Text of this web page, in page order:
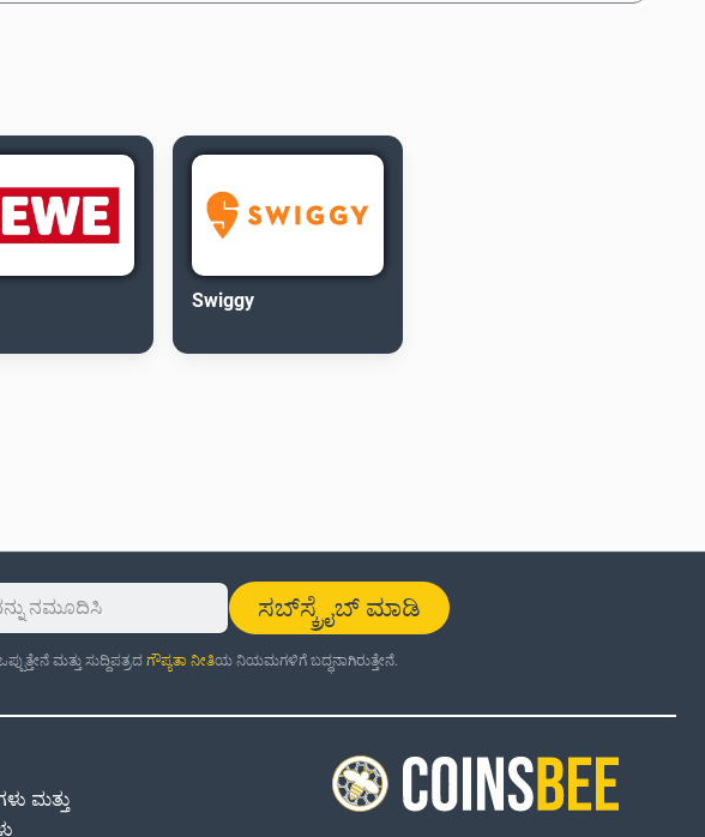
Swiggy
ಸಬ್‌ಸ್ಕ್ರೈಬ್ ಮಾಡಿ
ಮತ್ತು ಸುದ್ದಿಪತ್ರದ ಗೌಪ್ಯತಾ ನೀತಿಯ ನಿಯಮಗಳಿಗೆ ಬದ್ಧನಾಗಿರುತ್ತೇನೆ.
ಮತ್ತು